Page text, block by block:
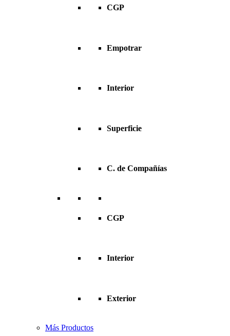
CGP
Empotrar
Interior
Superficie
C. de Compañías
CGP
Interior
Exterior
Más Productos